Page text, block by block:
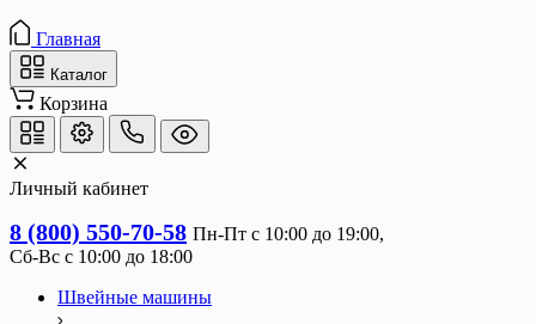
Главная
Каталог
Корзина
Личный кабинет
8 (800) 550-70-58 Пн-Пт с 10:00 до 19:00,
Сб-Вс с 10:00 до 18:00
Швейные машины